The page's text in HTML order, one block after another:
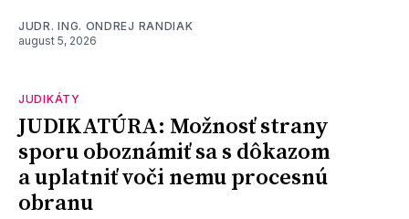
JUDR. ING. ONDREJ RANDIAK
august 5, 2026
JUDIKÁTY
JUDIKATÚRA: Možnosť strany
sporu oboznámiť sa s dôkazom
a uplatniť voči nemu procesnú
obranu